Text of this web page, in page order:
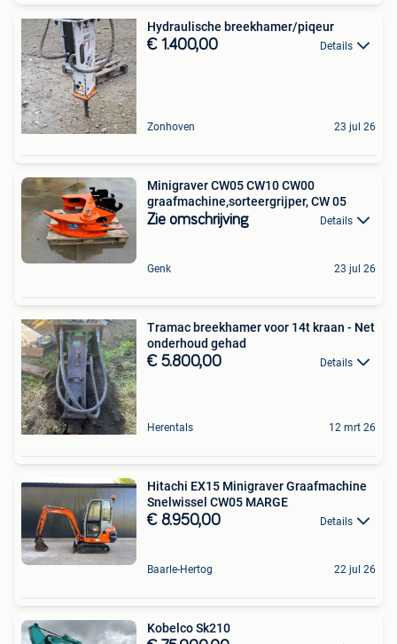
Hydraulische breekhamer/piqeur
€ 1.400,00 Details
Zonhoven 23 jul 26
Minigraver CW05 CW10 CW00
graafmachine,sorteergrijper, CW 05
Zie omschrijving Details
Genk 23 jul 26
Tramac breekhamer voor 14t kraan - Net
onderhoud gehad
€ 5.800,00 Details
Herentals 12 mrt 26
Hitachi EX15 Minigraver Graafmachine
Snelwissel CW05 MARGE
€ 8.950,00 Details
Baarle-Hertog 22 jul 26
Kobelco Sk210